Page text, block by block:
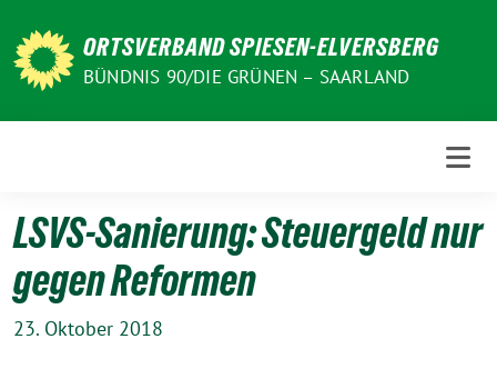
zum
Inhalt
ORTSVERBAND SPIESEN-ELVERSBERG
BÜNDNIS 90/DIE GRÜNEN – SAARLAND
LSVS-Sanierung: Steuergeld nur
gegen Reformen
23. Oktober 2018